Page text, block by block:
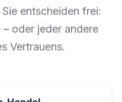
entscheiden frei:
– oder jeder andere
Vertrauens.